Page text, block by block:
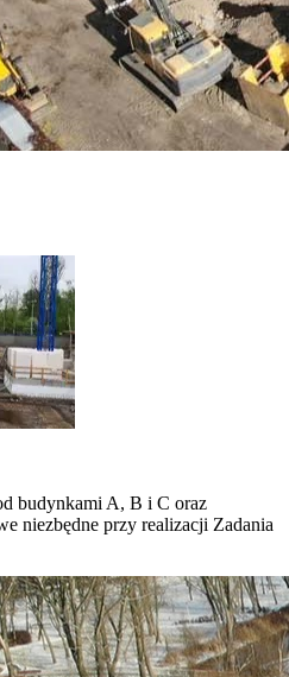
budynkami A, B i C oraz
niezbędne przy realizacji Zadania